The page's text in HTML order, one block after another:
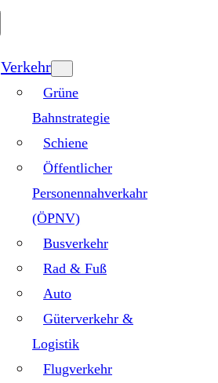
Verkehr
Grüne
Bahnstrategie
Schiene
Öffentlicher
Personennahverkahr
(ÖPNV)
Busverkehr
Rad & Fuß
Auto
Güterverkehr &
Logistik
Flugverkehr